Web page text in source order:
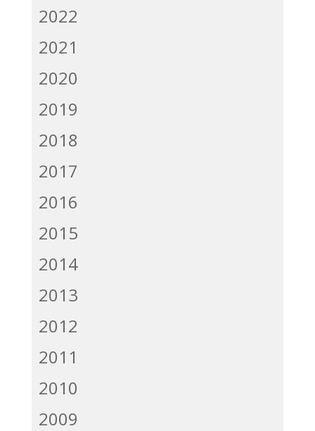
2022
2021
2020
2019
2018
2017
2016
2015
2014
2013
2012
2011
2010
2009